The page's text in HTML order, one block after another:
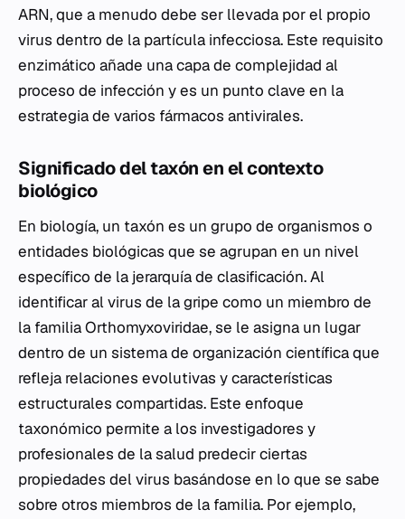
ARN, que a menudo debe ser llevada por el propio
virus dentro de la partícula infecciosa. Este requisito
enzimático añade una capa de complejidad al
proceso de infección y es un punto clave en la
estrategia de varios fármacos antivirales.
Significado del taxón en el contexto
biológico
En biología, un taxón es un grupo de organismos o
entidades biológicas que se agrupan en un nivel
específico de la jerarquía de clasificación. Al
identificar al virus de la gripe como un miembro de
la familiaOrthomyxoviridae, se le asigna un lugar
dentro de un sistema de organización científica que
refleja relaciones evolutivas y características
estructurales compartidas. Este enfoque
taxonómico permite a los investigadores y
profesionales de la salud predecir ciertas
propiedades del virus basándose en lo que se sabe
sobre otros miembros de la familia. Por ejemplo,